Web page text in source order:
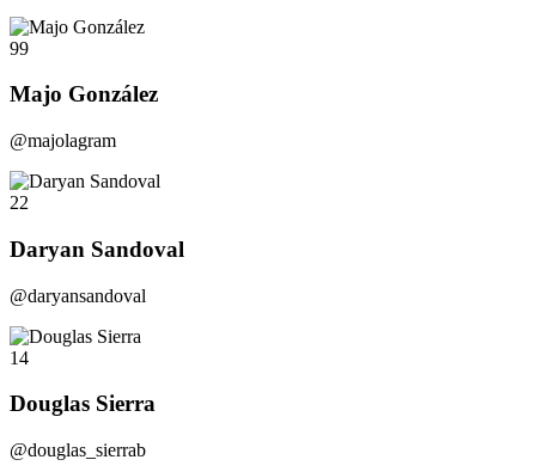
99
Majo González
@majolagram
22
Daryan Sandoval
@daryansandoval
14
Douglas Sierra
@douglas_sierrab